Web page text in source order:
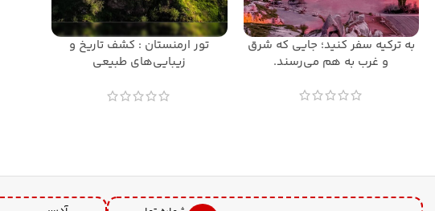
به ترکیه سفر کنید؛ جایی که شرق
و غرب به هم می‌رسند.
تور ارمنستان : کشف تاریخ و
زیبایی‌های طبیعی